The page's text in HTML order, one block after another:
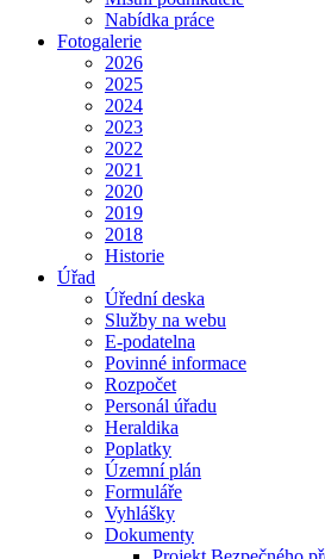
Nabídka práce
Fotogalerie
2026
2025
2024
2023
2022
2021
2020
2019
2018
Historie
Úřad
Úřední deska
Služby na webu
E-podatelna
Povinné informace
Rozpočet
Personál úřadu
Heraldika
Poplatky
Územní plán
Formuláře
Vyhlášky
Dokumenty